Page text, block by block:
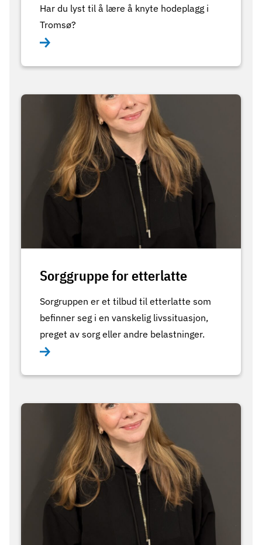
Har du lyst til å lære å knyte hodeplagg i
Tromsø?​
Sorggruppe for etterlatte
Sorgruppen er et tilbud til etterlatte som
befinner seg i en vanskelig livssituasjon,
preget av sorg eller andre belastninger.